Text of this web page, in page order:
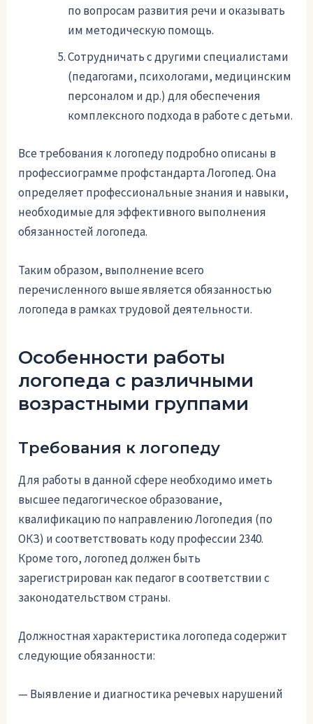
по вопросам развития речи и оказывать
им методическую помощь.
Сотрудничать с другими специалистами
(педагогами, психологами, медицинским
персоналом и др.) для обеспечения
комплексного подхода в работе с детьми.
Все требования к логопеду подробно описаны в
профессиограмме профстандарта Логопед. Она
определяет профессиональные знания и навыки,
необходимые для эффективного выполнения
обязанностей логопеда.
Таким образом, выполнение всего
перечисленного выше является обязанностью
логопеда в рамках трудовой деятельности.
Особенности работы
логопеда с различными
возрастными группами
Требования к логопеду
Для работы в данной сфере необходимо иметь
высшее педагогическое образование,
квалификацию по направлению Логопедия (по
ОКЗ) и соответствовать коду профессии 2340.
Кроме того, логопед должен быть
зарегистрирован как педагог в соответствии с
законодательством страны.
Должностная характеристика логопеда содержит
следующие обязанности:
— Выявление и диагностика речевых нарушений